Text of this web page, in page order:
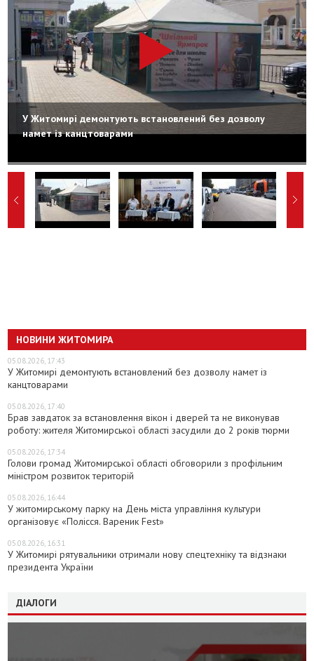
У Житомирі демонтують встановлений без дозволу
намет із канцтоварами
НОВИНИ ЖИТОМИРА
05.08.2026, 17:43
У Житомирі демонтують встановлений без дозволу намет із
канцтоварами
05.08.2026, 17:40
Брав завдаток за встановлення вікон і дверей та не виконував
роботу: жителя Житомирської області засудили до 2 років тюрми
05.08.2026, 17:34
Голови громад Житомирської області обговорили з профільним
міністром розвиток територій
05.08.2026, 16:44
У житомирському парку на День міста управління культури
організовує «Полісся. Вареник Fest»
05.08.2026, 16:31
У Житомирі рятувальники отримали нову спецтехніку та відзнаки
президента України
ДІАЛОГИ